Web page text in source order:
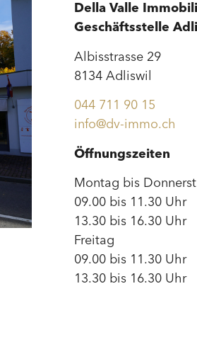
Della Valle
Geschäftsstelle
Albisstrasse 29
8134 Adliswil
044 711 90 15
info@dv-immo.ch
Öffnungszeiten
Montag bis
09.00 bis 11.30 Uhr
13.30 bis 16.30 Uhr
Freitag
09.00 bis 11.30 Uhr
13.30 bis 16.30 Uhr